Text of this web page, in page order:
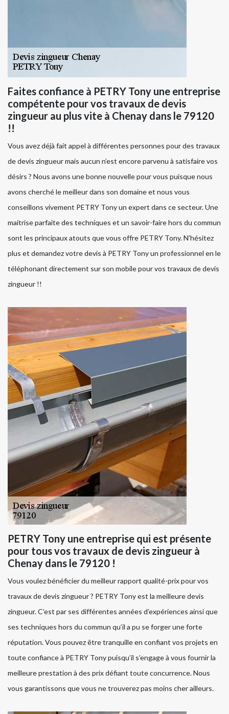
Faites confiance à PETRY Tony une entreprise
compétente pour vos travaux de devis
zingueur au plus vite à Chenay dans le 79120
!!
Vous avez déjà fait appel à différentes personnes pour des travaux
de devis zingueur mais aucun n’est encore parvenu à satisfaire vos
désirs ? Nous avons une bonne nouvelle pour vous puisque nous
avons cherché le meilleur dans son domaine et nous vous
conseillons vivement PETRY Tony un expert dans ce secteur. Une
maitrise parfaite des techniques et un savoir-faire hors du commun
sont les principaux atouts que vous offre PETRY Tony. N’hésitez
plus et demandez votre devis à PETRY Tony un professionnel en le
téléphonant directement sur son mobile pour vos travaux de devis
zingueur !!
PETRY Tony une entreprise qui est présente
pour tous vos travaux de devis zingueur à
Chenay dans le 79120 !
Vous voulez bénéficier du meilleur rapport qualité-prix pour vos
travaux de devis zingueur ? PETRY Tony est la meilleure devis
zingueur. C’est par ses différentes années d’expériences ainsi que
ses techniques hors du commun qu’il a pu se forger une forte
réputation. Vous pouvez être tranquille en confiant vos projets en
toute confiance à PETRY Tony puisqu’il s’engage à vous fournir la
meilleure prestation à des prix défiant toute concurrence. Nous
vous garantissons que vous ne trouverez pas moins cher ailleurs.